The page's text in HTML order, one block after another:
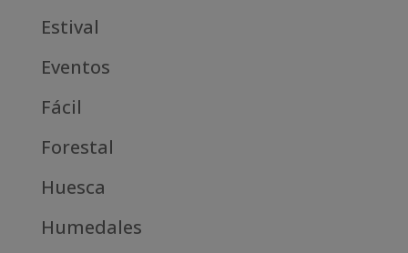
Estival
Eventos
Fácil
Forestal
Huesca
Humedales